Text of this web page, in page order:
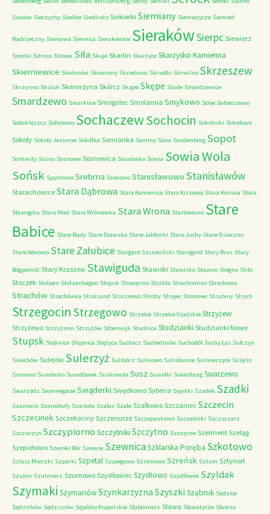
Sianów Sieczychy Siedlce Siedlisko Siekierki Siemiany Siemiatycze Siemień
Nadrzeczny Sieniawa Siennica Sierakowice SierakówSierpc Siewierz
Siomki Sitnica Sitowa Siła Skaje Skarlin Skarżyce Skarżysko Kamienna
Skierniewice Skolimów Skowrony Skriebinai Skrudki Skrwilno Skrzeszew
Skrzynno Skulsk Skwierzyna Skórcz Skąpe Skępe Slude Smardzewice
Smardzewo Smarklice Smogulec Smolarnia Smykowo Sobe Sobieszewo
Soboklęszcz Sobolewo SochaczewSochocin Sokolniki Sokołowo
Sokoły Sokoły Jeziorne Sokółka Somianka Sominy Sona Sondenborg Sopot
Sorkwity Sosno Sosnowe Sosnowica Sosnówka Sowia Sowia Wola
Sońsk Spychowo Srebrna Srokowo Stanisławowo Stanisławów
Starachowice Stara Dąbrowa Stara Kamienica Stara Kiszewa Stara Kornica Stara
Sławogóra Stara Wieś Stara Wiśniewka Stara Wrona Starbienino Stare
Babice Stare Budy Stare Drawsko Stare Jabłonki Stare Juchy Stare Osieczno
Stare Worowo Stare Załubice Stargard Szczeciński Starogard Stary Brus Stary
Bógpomóż Stary Kraszew Stawiguda Stawiski Stawisko Stawno Stegna Stilo
Stoczek Stolpen Stolzenhagen Stopsk Stowęcino Strabla Strachomino Strachowo
Strachów Strachówka Stralsund Straszewo Stroby Strojec Stromiec Strubiny Strych
Strzegocin Strzegowo Strzelce Strzelce Opolskie Strzyżew
Strzyżewo Strzyżmin Strzyżów Sttenwijk Studnica Studzianki Studzianki Nowe
Stupsk Stęknica Stępnica Stężyca Suchacz Suchedniów Suchodół Suchy Las Sufczyn
Sulechów Sulejów Sulerzyż Sulibórz Sulinowo Sulisławice Sulmierzyce Sulęcin
Sumowo Sumówko Suradówek Suskowola Susz Suwałki Svendborg Swarzewo
Swarzędz Swornegacie Swąderki Swędkowo Syberia Sypitki Szadek Szadki
Szamocin Szamotuły Szarlota Szałas Szałe Szałkowo Szczaniec Szczecin
Szczecinek Szczekociny Szczenurze Szczepankowo Szcześniki Szczuczarz
Szczuczyn Szczypiorno Szczytniki Szczytno Szczęsne Szelment Szeląg
Szepietowo Szeroki Bór Szewce SzewnicaSzklarska Poręba Szkotowo
Szlasy Mieszki Szparki Szpetal Szpiegowo Szramowo Szreńsk Sztum Sztynort
Szubin Szulmierz Szumowo Szydłowiec Szydłowo Szydłówek Szyldak
Szymaki SzymanówSzynkarzyzna Szyszki Sząbruk Sędzice
Sędzichów Sędziszów Sępólno Krajeńskie Słabomierz Sława Sławatycze Sławno